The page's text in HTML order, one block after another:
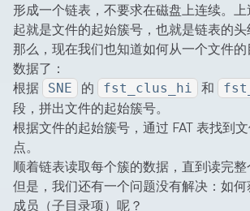
形成一个链表，不要求在磁盘上连续。
起就是文件的起始簇号，也就是链表的头
那么，现在我们也知道如何从一个文件
数据了：
根据
SNE 的 fst_clus_hi 和
段，拼出文件的起始簇号。
根据文件的起始簇号，通过 FAT 表找到
点。
顺着链表读取每个簇的数据，直到读完整
但是，我们还有一个问题没有解决：如
成员（子目录项）呢？